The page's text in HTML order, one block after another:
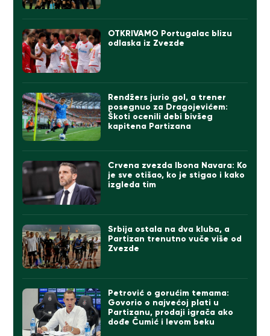
OTKRIVAMO Portugalac blizu
odlaska iz Zvezde
Rendžers jurio gol, a trener
posegnuo za Dragojevićem:
Škoti ocenili debi bivšeg
kapitena Partizana
Crvena zvezda Ibona Navara: Ko
je sve otišao, ko je stigao i kako
izgleda tim
Srbija ostala na dva kluba, a
Partizan trenutno vuče više od
Zvezde
Petrović o gorućim temama:
Govorio o najvećoj plati u
Partizanu, prodaji igrača ako
dođe Čumić i levom beku